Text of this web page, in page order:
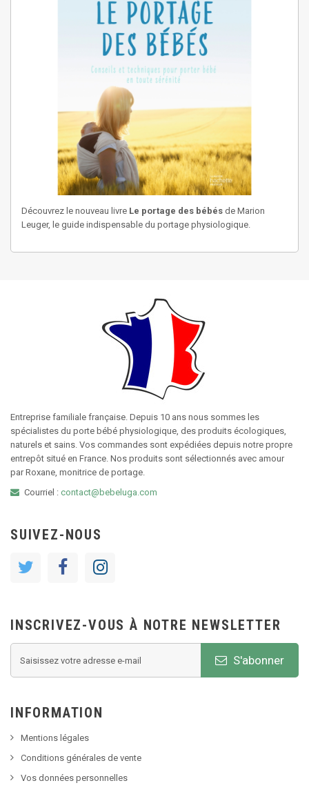
Découvrez le nouveau livre Le portage des bébés de Marion
Leuger, le guide indispensable du portage physiologique.
Entreprise familiale française. Depuis 10 ans nous sommes les
spécialistes du porte bébé physiologique, des produits écologiques,
naturels et sains. Vos commandes sont expédiées depuis notre propre
entrepôt situé en France. Nos produits sont sélectionnés avec amour
par Roxane, monitrice de portage.
Courriel : contact@bebeluga.com
SUIVEZ-NOUS
INSCRIVEZ-VOUS À NOTRE NEWSLETTER
S'abonner
INFORMATION
Mentions légales
Conditions générales de vente
Vos données personnelles